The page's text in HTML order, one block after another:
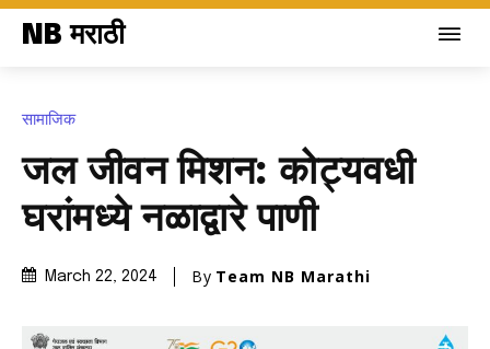
NB मराठी
सामाजिक
जल जीवन मिशन: कोट्यवधी
घरांमध्ये नळाद्वारे पाणी
March 22, 2024 By Team NB Marathi